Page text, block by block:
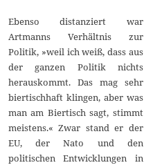
Ebenso distanziert war
Artmanns Verhältnis zur
Politik, »weil ich weiß, dass aus
der ganzen Politik nichts
herauskommt. Das mag sehr
biertischhaft klingen, aber was
man am Biertisch sagt, stimmt
meistens.« Zwar stand er der
EU, der Nato und den
politischen Entwicklungen in